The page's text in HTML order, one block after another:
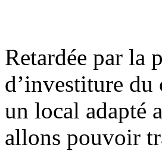
Retardée par la
d’investiture du
un local adapté
allons pouvoir